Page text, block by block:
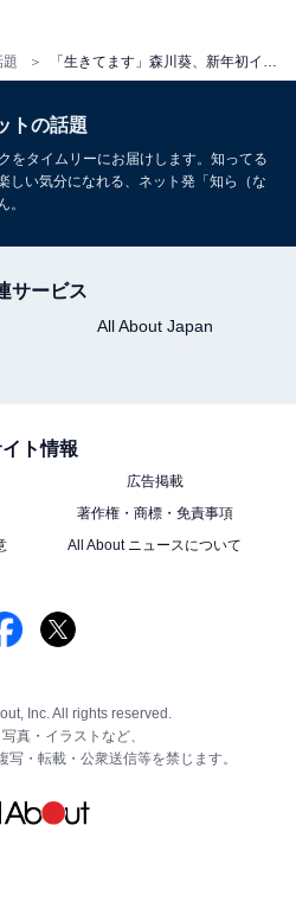
題
トの話題
をタイムリーにお届けします。知ってる
しい気分になれる、ネット発「知ら（な
。
サービス
All About Japan
ト情報
広告掲載
著作権・商標・免責事項
All About ニュースについて
Inc. All rights reserved.
真・イラストなど、
・転載・公衆送信等を禁じます。